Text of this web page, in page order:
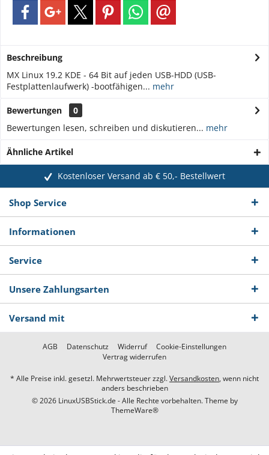
Beschreibung
MX Linux 19.2 KDE - 64 Bit auf jeden USB-HDD (USB-
Festplattenlaufwerk) -bootfähigen... mehr
Bewertungen
0
Bewertungen lesen, schreiben und diskutieren... mehr
Ähnliche Artikel
Kostenloser Versand ab € 50,- Bestellwert
Shop Service
Informationen
Service
Unsere Zahlungsarten
Versand mit
AGB Datenschutz Widerruf
Cookie-Einstellungen
Vertrag widerrufen
* Alle Preise inkl. gesetzl. Mehrwertsteuer zzgl.Versandkosten, wenn nicht
anders beschrieben
© 2026 LinuxUSBStick.de - Alle Rechte vorbehalten. Theme by
ThemeWare®